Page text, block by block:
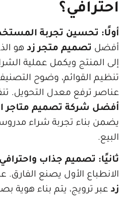
تجربة المستخدم داخل
متجر زدهو الذي يجعل
ويكمل عملية الشراء بأقل
وضوح التصنيفات،
معدل التحويل. تنفيذ هذه
تصميم متاجر الكترونية
تجربة شراء مدروسة تزيد من
جذاب واحترافي يعكس
يصنع الفارق. عند تنفيذ
يتم بناء هوية بصرية